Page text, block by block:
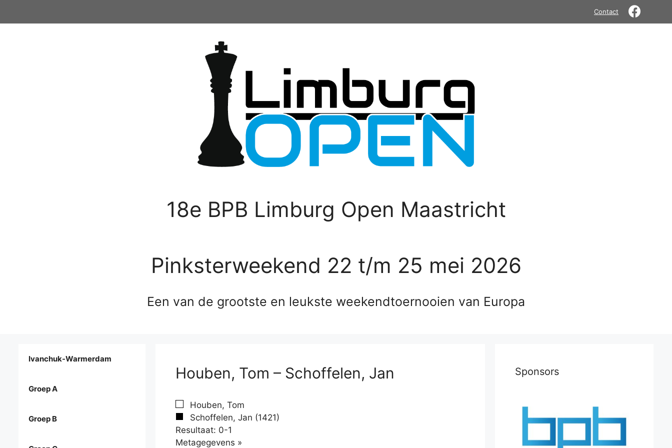
Contact
18e BPB Limburg Open Maastricht
Pinksterweekend 22 t/m 25 mei 2026
Een van de grootste en leukste weekendtoernooien van Europa
Houben, Tom – Schoffelen, Jan
Houben, Tom
Schoffelen, Jan (1421)
Resultaat: 0-1
Metagegevens »
Ivanchuk-Warmerdam
Groep A
Groep B
Sponsors